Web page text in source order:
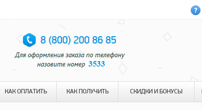
КАК ОПЛАТИТЬ КАК ПОЛУЧИТЬ СКИДКИ И БОНУСЫ